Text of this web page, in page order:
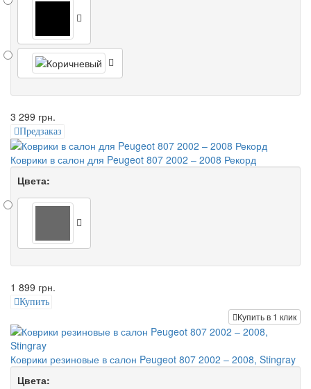
3 299 грн.
Предзаказ
Коврики в салон для Peugeot 807 2002 – 2008 Рекорд
Цвета:
1 899 грн.
Купить
Купить в 1 клик
Коврики резиновые в салон Peugeot 807 2002 – 2008, Stingray
Цвета: